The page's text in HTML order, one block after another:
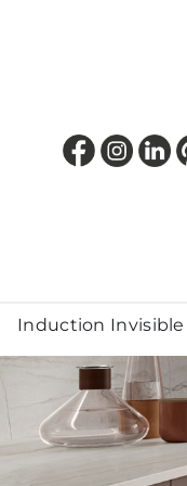
Induction Invisible